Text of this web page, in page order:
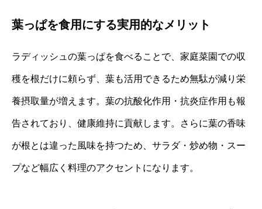
葉っぱを食用にする実用的なメリット
ラディッシュの葉っぱを食べることで、家庭菜園での収
穫を根だけに頼らず、葉も活用できるため無駄が減り栄
養摂取量が増えます。葉の抗酸化作用・抗炎症作用も報
告されており、健康維持に貢献します。さらに葉の香味
が根とは違った風味を持つため、サラダ・炒め物・スー
プなど幅広く料理のアクセントになります。